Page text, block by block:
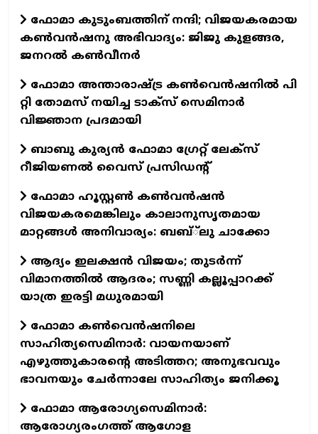
ഫോമാ കുടുംബത്തിന് നന്ദി; വിജയകരമായ
കൺവൻഷനു അഭിവാദ്യം: ജിജു കുളങ്ങര,
ജനറൽ കൺവീനർ
ഫോമാ അന്താരാഷ്ട്ര കൺവെൻഷനിൽ പി
റ്റി തോമസ് നയിച്ച ടാക്‌സ്‌ സെമിനാർ
വിജ്ഞാന പ്രദമായി
ബാബു കുര്യൻ ഫോമാ ഗ്രേറ്റ് ലേക്സ്
റീജിയണൽ വൈസ് പ്രസിഡന്റ്
ഫോമാ ഹൂസ്റ്റൺ കൺവൻഷൻ
വിജയകരമെങ്കിലും കാലാനുസൃതമായ
മാറ്റങ്ങൾ അനിവാര്യം: ബബ്്‌ലു ചാക്കോ
ആദ്യം ഇലക്ഷൻ വിജയം; തുടർന്ന്
വിമാനത്തിൽ ആദരം; സണ്ണി കല്ലൂപ്പാറക്ക്
യാത്ര ഇരട്ടി മധുരമായി
ഫോമാ കൺവെൻഷനിലെ
സാഹിത്യസെമിനാർ: വായനയാണ്
എഴുത്തുകാരന്റെ അടിത്തറ; അനുഭവവും
ഭാവനയും ചേർന്നാലേ സാഹിത്യം ജനിക്കൂ
ഫോമാ ആരോഗ്യസെമിനാർ:
ആരോഗ്യരംഗത്ത് ആഗോള